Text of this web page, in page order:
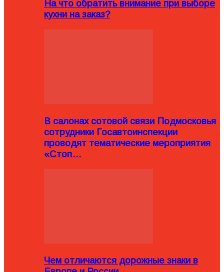
На что обратить внимание при выборе
кухни на заказ?
В салонах сотовой связи Подмосковья
сотрудники Госавтоинспекции
проводят тематические мероприятия
«Стоп…
Чем отличаются дорожные знаки в